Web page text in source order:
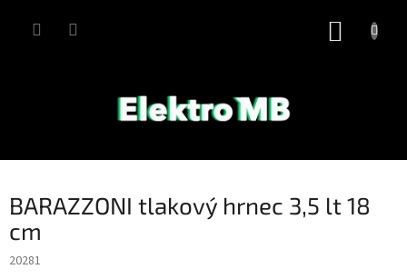
BARAZZONI tlakový hrnec 3,5 lt 18
cm
20281